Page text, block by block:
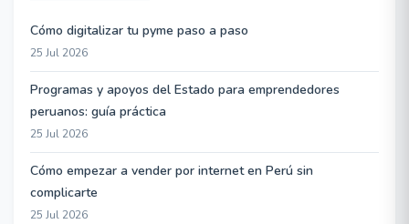
Cómo digitalizar tu pyme paso a paso
25 Jul 2026
Programas y apoyos del Estado para emprendedores
peruanos: guía práctica
25 Jul 2026
Cómo empezar a vender por internet en Perú sin
complicarte
25 Jul 2026